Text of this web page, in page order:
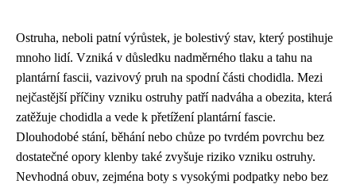
Ostruha, neboli patní výrůstek, je bolestivý stav, který postihuje
mnoho lidí. Vzniká v důsledku nadměrného tlaku a tahu na
plantární fascii, vazivový pruh na spodní části chodidla. Mezi
nejčastější příčiny vzniku ostruhy patří nadváha a obezita, která
zatěžuje chodidla a vede k přetížení plantární fascie.
Dlouhodobé stání, běhání nebo chůze po tvrdém povrchu bez
dostatečné opory klenby také zvyšuje riziko vzniku ostruhy.
Nevhodná obuv, zejména boty s vysokými podpatky nebo bez